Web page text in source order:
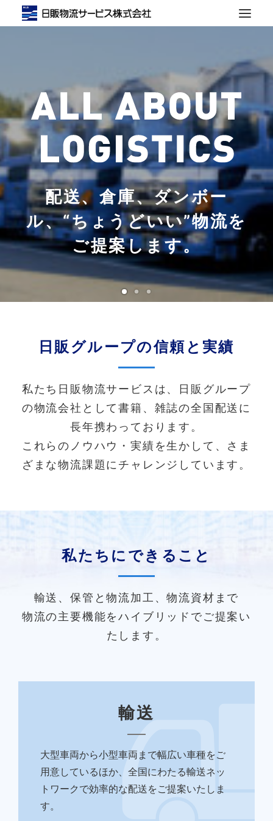
製函事業
会社概要
お知らせ
お問い合わせ
SEARCH
配送、倉庫、ダンボー
ル、“ちょうどいい”物流を
ご提案します。
日販グループの信頼と実績
私たち日販物流サービスは、日販グループ
の物流会社として書籍、雑誌の全国配送に
長年携わっております。
これらのノウハウ・実績を生かして、さま
ざまな物流課題にチャレンジしています。
私たちにできること
輸送、保管と物流加工、物流資材まで
物流の主要機能をハイブリッドでご提案い
たします。
輸送
大型車両から小型車両まで幅広い車種をご
用意しているほか、全国にわたる輸送ネッ
トワークで効率的な配送をご提案いたしま
す。